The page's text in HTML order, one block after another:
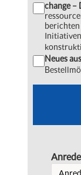
change –
berichten
Neues
Anrede